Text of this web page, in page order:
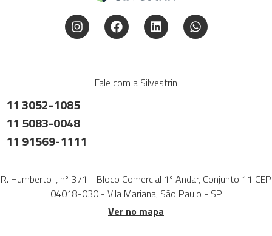
Fale com a Silvestrin
11 3052-1085
11 5083-0048
11 91569-1111
R. Humberto I, nº 371 - Bloco Comercial 1º Andar, Conjunto 11 CEP
04018-030 - Vila Mariana, São Paulo - SP
Ver no mapa